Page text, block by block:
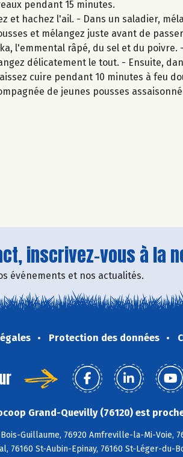
pendant 15 minutes.
et hachez l'ail. - Dans un saladier,
et mélangez juste avant de
l'emmental râpé, du sel et du
délicatement le tout. - Ensuite,
cuire pendant 10 minutes à feu
de jeunes pousses
inscrivez-vous à la
événements et nos actualités.
Protection des données
Grand-Quevilly (76120) est
Guillaume, 76920 Amfreville-la-Mi-Voie,
76160 St-Aubin-Epinay, 76160 St-Léger-